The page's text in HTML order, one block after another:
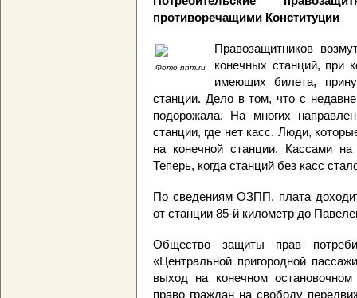
противоречащими Конституции
Фото nnm.ru
Правозащитников
конечных станций, при
имеющих билета,
станции. Дело в том, что с
подорожала. На многих
станции, где нет касс. Люди,
на конечной станции. Кассами
Теперь, когда станций без касс
По сведениям ОЗПП, плата
от станции 85-й километр до
Общество защиты прав
«Центральной пригородной
выход на конечном
право граждан на свободу